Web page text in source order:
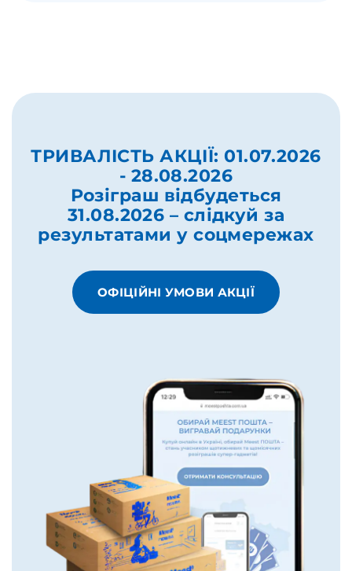
ТРИВАЛІСТЬ АКЦІЇ: 01.07.2026
- 28.08.2026
Розіграш відбудеться
31.08.2026 – слідкуй за
результатами у соцмережах
ОФІЦІЙНІ УМОВИ АКЦІЇ